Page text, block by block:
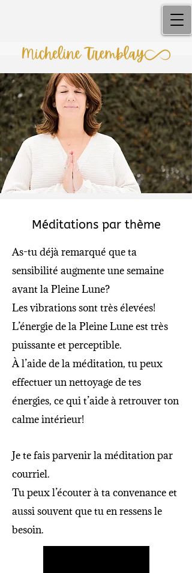
Méditations par thème
As-tu déjà remarqué que ta
sensibilité augmente une semaine
avant la Pleine Lune?
Les vibrations sont très élevées!
L’énergie de la Pleine Lune est très
puissante et perceptible.
À l’aide de la méditation, tu peux
effectuer un nettoyage de tes
énergies, ce qui t’aide à retrouver ton
calme intérieur!
Je te fais parvenir la méditation par
courriel.
Tu peux l’écouter à ta convenance et
aussi souvent que tu en ressens le
besoin.